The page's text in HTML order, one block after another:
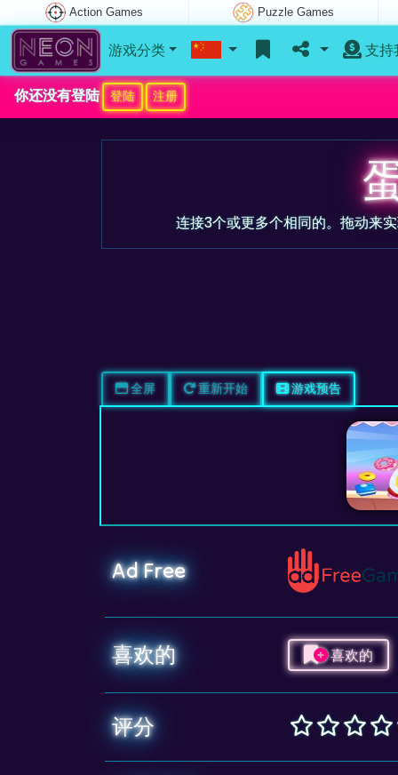
Action Games Puzzle Games
游戏分类 支持
你还没有登陆 登陆 注册
连接3个或更多个相同的。拖动来
全屏 重新开始 游戏预告
Ad Free
喜欢的 喜欢的
评分